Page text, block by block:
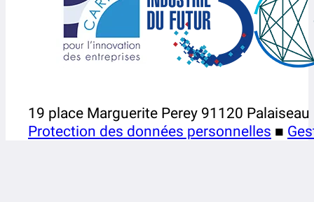
19 place Marguerite Perey 91120
Protection des données personnelles ■